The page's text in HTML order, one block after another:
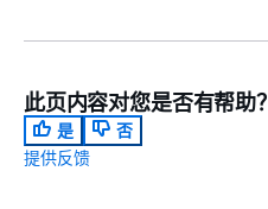
此页内容对您是否有帮助？
是
否
提供反馈